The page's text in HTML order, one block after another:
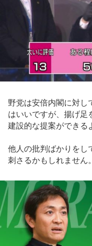
野党は安倍内閣に対
はいいですが、揚げ足
建設的な提案ができる
他人の批判ばかりをし
刺さるかもしれません。